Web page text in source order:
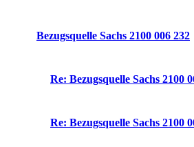
Bezugsquelle Sachs 2100 006 232
Re: Bezugsquelle Sachs 2100
Re: Bezugsquelle Sachs 2100